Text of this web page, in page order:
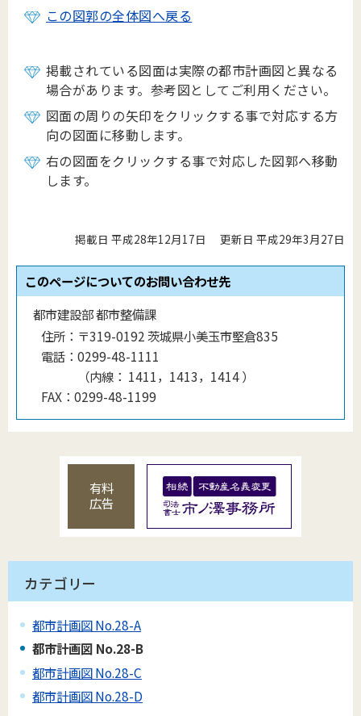
この図郭の全体図へ戻る
掲載されている図面は実際の都市計画図と異なる
場合があります。参考図としてご利用ください。
図面の周りの矢印をクリックする事で対応する方
向の図面に移動します。
右の図面をクリックする事で対応した図郭へ移動
します。
掲載日 平成28年12月17日 更新日 平成29年3月27日
このページについてのお問い合わせ先
都市建設部 都市整備課
住所： 〒319-0192 茨城県小美玉市堅倉835
電話： 0299-48-1111
（内線 ： 1411，1413，1414）
FAX： 0299-48-1199
有料
広告
カテゴリー
都市計画図 No.28-A
都市計画図 No.28-B
都市計画図 No.28-C
都市計画図 No.28-D